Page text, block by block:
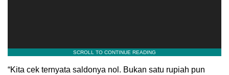
“Kita cek ternyata saldonya nol. Bukan satu rupiah pun